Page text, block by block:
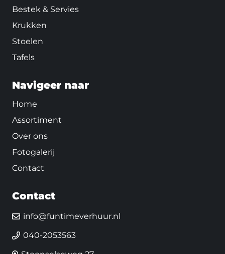
Bestek & Servies
Krukken
Stoelen
Tafels
Navigeer naar
Home
Assortiment
Over ons
Fotogalerij
Contact
Contact
info@funtimeverhuur.nl
040-2053563